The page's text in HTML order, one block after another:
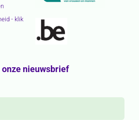
- klik
nieuwsbrief